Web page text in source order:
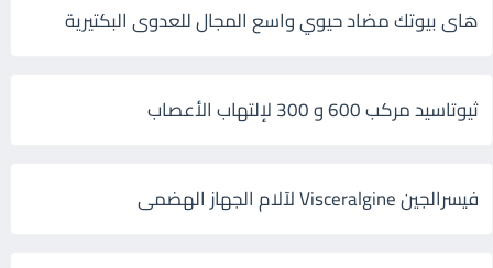
هاى بيوتك مضاد حيوي واسع المجال للعدوى البكتيرية
ثيوتاسيد مركب 600 و 300 لإلتهاب الأعصاب
فيسرالجين Visceralgine لآلام الجهاز الهضمى